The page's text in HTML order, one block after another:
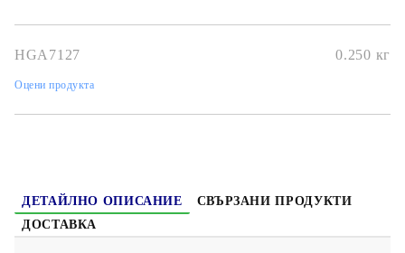
HGA7127 0.250 кг
Оцени продукта
ДЕТАЙЛНО ОПИСАНИЕ
СВЪРЗАНИ ПРОДУКТИ
ДОСТАВКА